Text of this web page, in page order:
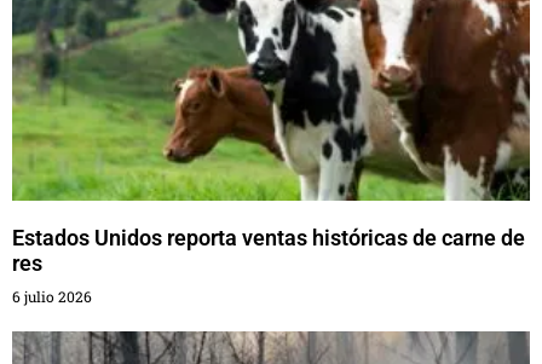
Estados Unidos reporta ventas históricas de carne de
res
6 julio 2026